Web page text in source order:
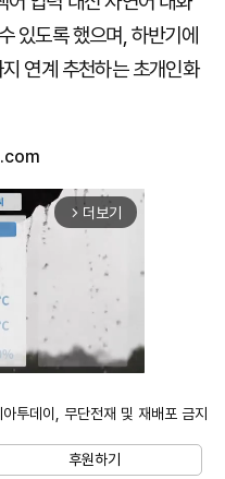
있도록 했으며, 하반기에
연계 추천하는 초개인화
arrow_forward_ios 더보기
투데이, 무단전재 및 재배포 금지
후원하기